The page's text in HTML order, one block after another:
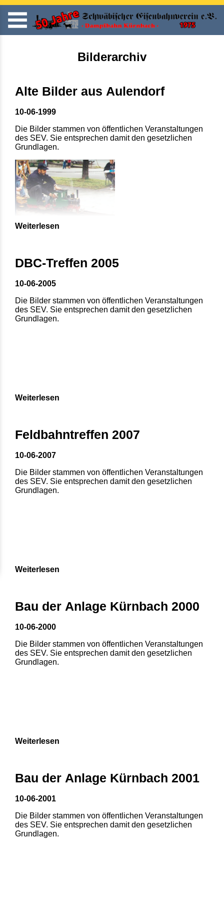
Bilderarchiv
Alte Bilder aus Aulendorf
10-06-1999
Die Bilder stammen von öffentlichen Veranstaltungen
des SEV. Sie entsprechen damit den gesetzlichen
Grundlagen.
Weiterlesen
DBC-Treffen 2005
10-06-2005
Die Bilder stammen von öffentlichen Veranstaltungen
des SEV. Sie entsprechen damit den gesetzlichen
Grundlagen.
Weiterlesen
Feldbahntreffen 2007
10-06-2007
Die Bilder stammen von öffentlichen Veranstaltungen
des SEV. Sie entsprechen damit den gesetzlichen
Grundlagen.
Weiterlesen
Bau der Anlage Kürnbach 2000
10-06-2000
Die Bilder stammen von öffentlichen Veranstaltungen
des SEV. Sie entsprechen damit den gesetzlichen
Grundlagen.
Weiterlesen
Bau der Anlage Kürnbach 2001
10-06-2001
Die Bilder stammen von öffentlichen Veranstaltungen
des SEV. Sie entsprechen damit den gesetzlichen
Grundlagen.